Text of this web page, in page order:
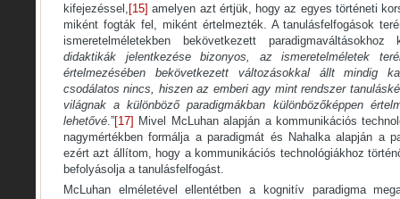
kifejezéssel, [15] amelyen azt értjük, hogy az egyes történeti
miként fogták fel, miként értelmezték. A tanulásfelfogások
ismeretelméletekben bekövetkezett paradigmaváltásokhoz
didaktikák jelentkezése bizonyos, az ismeretelméletek
értelmezésében bekövetkezett változásokkal állt mindig
csodálatos nincs, hiszen az emberi agy mint rendszer
világnak a különböző paradigmákban különbözőképpen
lehetővé .”[17] Mivel McLuhan alapján a kommunikációs
nagymértékben formálja a paradigmát és Nahalka alapján a
ezért azt állítom, hogy a kommunikációs technológiákhoz
befolyásolja a tanulásfelfogást.
McLuhan elméletével ellentétben a kognitív paradigma